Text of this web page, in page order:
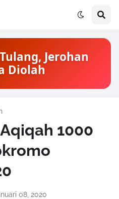
Jerohan
Diolah
1000
08, 2020